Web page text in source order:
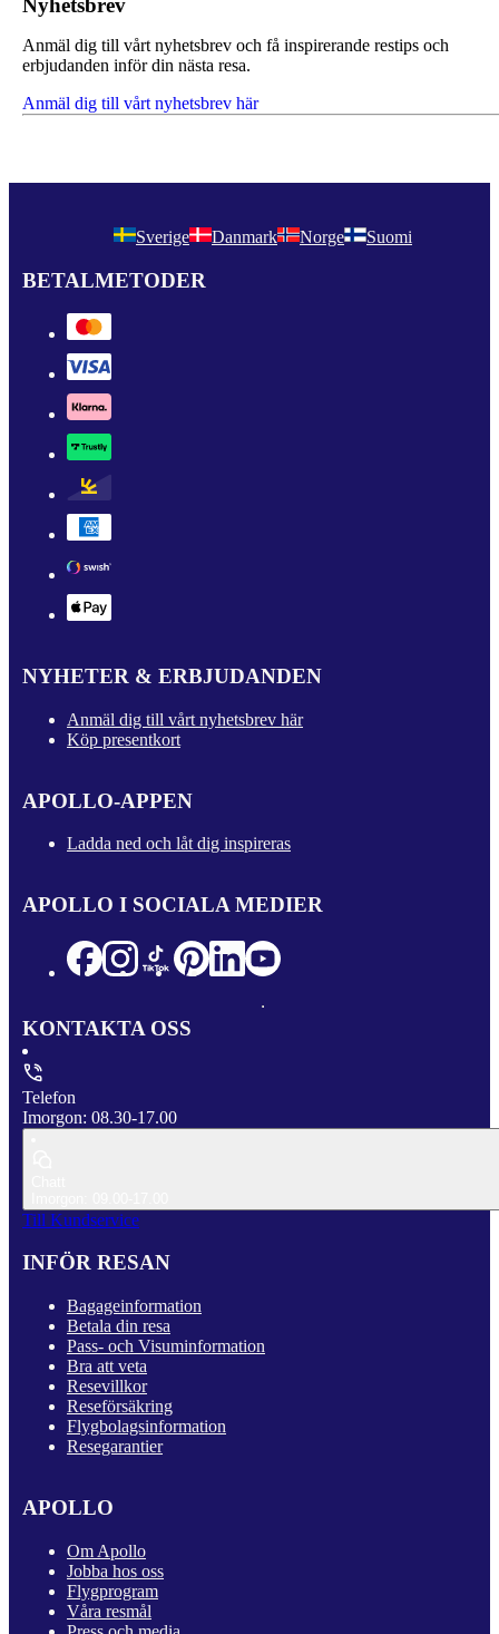
Nyhetsbrev
Anmäl dig till vårt nyhetsbrev och få inspirerande restips och
erbjudanden inför din nästa resa.
Anmäl dig till vårt nyhetsbrev här
Sverige Danmark Norge Suomi
BETALMETODER
NYHETER & ERBJUDANDEN
Anmäl dig till vårt nyhetsbrev här
Köp presentkort
APOLLO-APPEN
Ladda ned och låt dig inspireras
APOLLO I SOCIALA MEDIER
KONTAKTA OSS
Telefon
Imorgon: 08.30-17.00
Till Kundservice
INFÖR RESAN
Bagageinformation
Betala din resa
Pass- och Visuminformation
Bra att veta
Resevillkor
Reseförsäkring
Flygbolagsinformation
Resegarantier
APOLLO
Om Apollo
Jobba hos oss
Flygprogram
Våra resmål